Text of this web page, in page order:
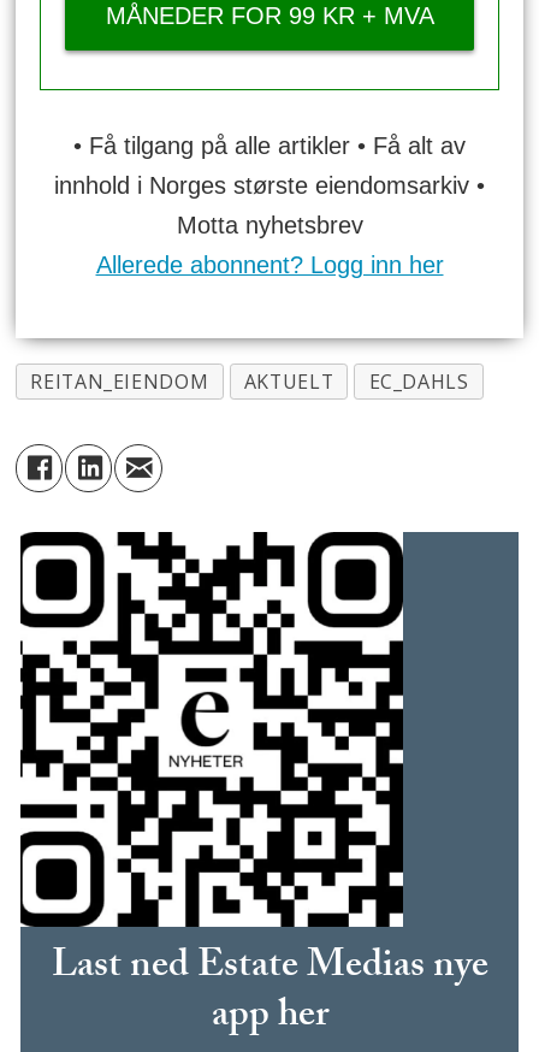
MÅNEDER FOR 99 KR + MVA
• Få tilgang på alle artikler • Få alt av
innhold i Norges største eiendomsarkiv •
Motta nyhetsbrev
Allerede abonnent? Logg inn her
REITAN_EIENDOM AKTUELT EC_DAHLS
Last ned Estate Medias nye
app her